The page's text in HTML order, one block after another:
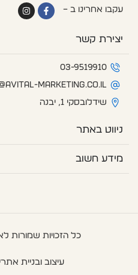
עקבו אחרינו ב –
F
a
f
I
n
יצירת קשר
03-9519910
marketing.co.il
שידלובסקי 1, יבנה
ניווט באתר
מידע חשוב
כל הזכויות שמורות
עיצוב ובניית